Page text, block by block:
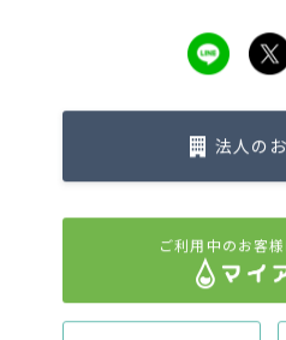
安全性や省エネなど、夫
していたのでアクアクラ
法人の
ご利用中のお客